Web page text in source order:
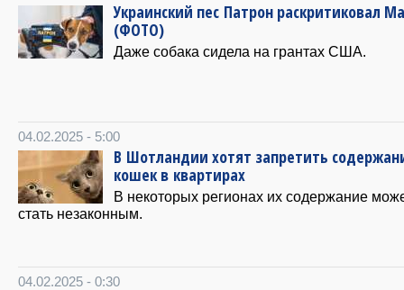
Украинский пес Патрон раскритиковал
(ФОТО)
Даже собака сидела на грантах США.
04.02.2025 - 5:00
В Шотландии хотят запретить
кошек в квартирах
В некоторых регионах их содержание
стать незаконным.
04.02.2025 - 0:30